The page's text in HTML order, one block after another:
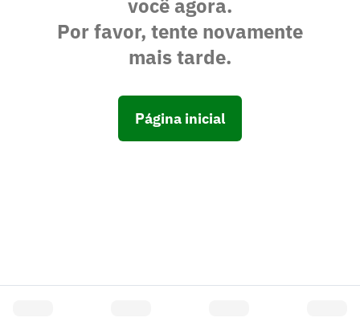
você agora.
Por favor, tente novamente
mais tarde.
Página inicial